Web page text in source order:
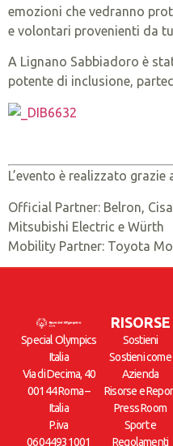
emozioni che vedranno
e volontari provenienti da
A Lignano Sabbiadoro è
potente di inclusione,
L’evento è realizzato
Official Partner: Belron,
Mitsubishi Electric e Würth
Mobility Partner: Toyota
Special Olympics
Italia
Via di Decima, 40
00144 Roma –
Italia
P.iva
06044931001
RISORSE
Sostieni
Sostieni come
Azienda
Risorse e
Press Room
Sport e
Regolamenti